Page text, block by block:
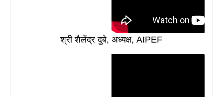
श्री शैलेंद्र दुबे, अध्यक्ष, AIPEF